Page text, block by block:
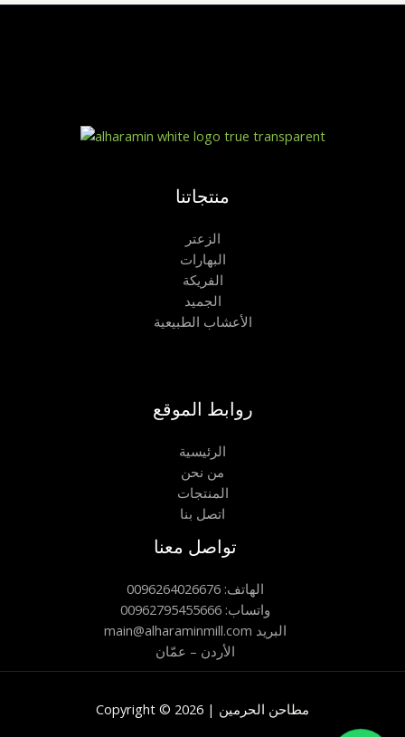
منتجاتنا
الزعتر
البهارات
الفريكة
الجميد
الأعشاب الطبيعية
روابط الموقع
الرئيسية
من نحن
المنتجات
اتصل بنا
تواصل معنا
الهاتف: 0096264026676
واتساب: 00962795455666
main@alharaminmill.com البريد
الأردن – عمّان
Copyright © 2026 | مطاحن الحرمين